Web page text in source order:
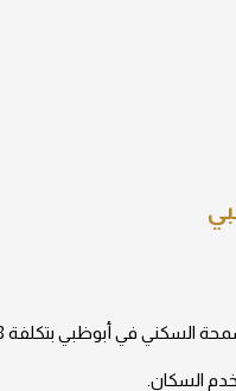
أبوظبي بتكلفة 738 مليون درهم.